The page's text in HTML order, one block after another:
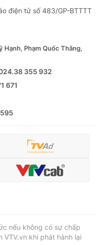
video
động sản
điện tử số 483/GP-BTTTT
Hạnh, Phạm Quốc Thắng,
355 932
671
nếu không có sự chấp
VTV.vn khi phát hành lại